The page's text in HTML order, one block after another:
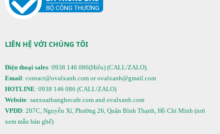
LIÊN HỆ VỚI CHÚNG TÔI
Điện thoại sales: 0938 146 086(Hiếu) (CALL/ZALO).
Email: contact@ovalxanh.com or ovalxanh@gmail.com
HOTLINE: 0938 146 086 (CALL/ZALO)
Website: sanxuatbanghecafe.com and ovalxanh.com
VPDD: 207C, Nguyễn Xí, Phường 26, Quận Bình Thạnh, Hồ Chí Minh (nơi
xem mẫu bàn ghế)